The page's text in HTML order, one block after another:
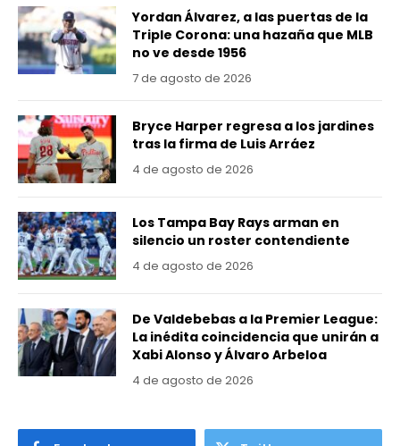
Yordan Álvarez, a las puertas de la
Triple Corona: una hazaña que MLB
no ve desde 1956
7 de agosto de 2026
Bryce Harper regresa a los jardines
tras la firma de Luis Arráez
4 de agosto de 2026
Los Tampa Bay Rays arman en
silencio un roster contendiente
4 de agosto de 2026
De Valdebebas a la Premier League:
La inédita coincidencia que unirán a
Xabi Alonso y Álvaro Arbeloa
4 de agosto de 2026